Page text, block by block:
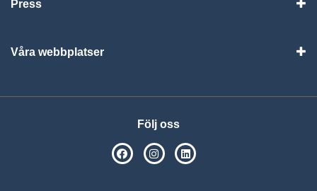
Press
Våra webbplatser
Följ oss
SPSM på Facebook
SPSM på Instagram